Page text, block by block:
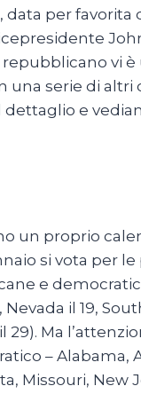
per
vi
serie di
e
un proprio
si vota per
e
il 19,
29). Ma
– Alabama,
Missouri,